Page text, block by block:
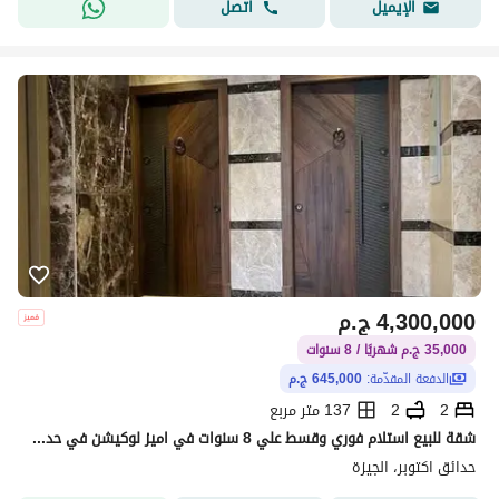
الإيميل
اتصل
ج.م4,300,000
35,000 ج.م شهريًا / 8 سنوات
الدفعة المقدّمة: 645,000 ج.م
2
2
137 متر مربع
شقة للبيع استلام فوري وقسط علي 8 سنوات في اميز لوكيشن في حدائق اكتوبر في كمبويند كامل الخدمات جميع الوحدات فيو بحيرات صناعيه ولاند سكيب
حدائق اكتوبر، الجيزة